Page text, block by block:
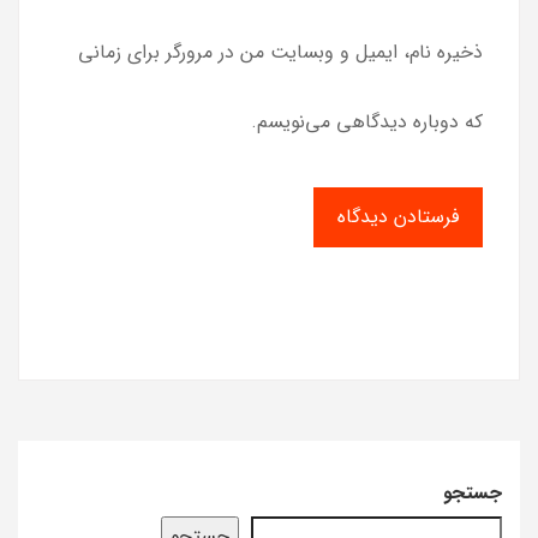
ذخیره نام، ایمیل و وبسایت من در مرورگر برای زمانی
که دوباره دیدگاهی می‌نویسم.
جستجو